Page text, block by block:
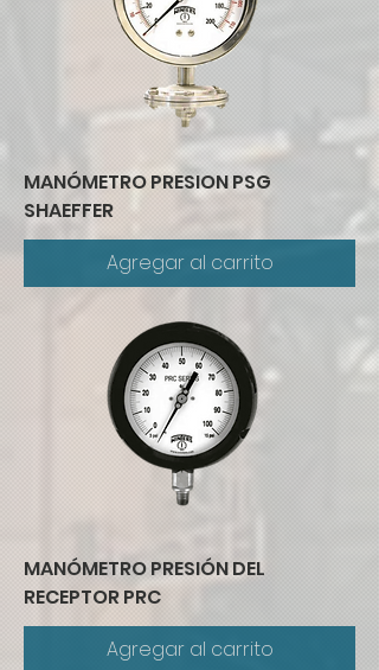
MANÓMETRO PRESION PSG
SHAEFFER
Agregar al carrito
MANÓMETRO PRESIÓN DEL
RECEPTOR PRC
Agregar al carrito